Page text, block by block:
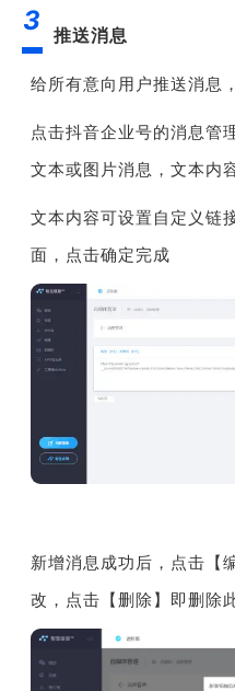
3 推送消息
给所有意向用户推送消息
点击抖音企业号的消息管
文本或图片消息，文本内
文本内容可设置自定义链
面，点击确定完成
新增消息成功后，点击【
改，点击【删除】即删除